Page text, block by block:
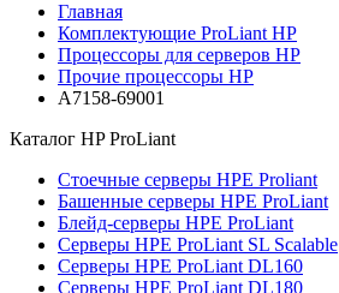
Главная
Комплектующие ProLiant HP
Процессоры для серверов HP
Прочие процессоры HP
A7158-69001
Каталог HP ProLiant
Стоечные серверы HPE Proliant
Башенные серверы HPE ProLiant
Блейд-серверы HPE ProLiant
Серверы HPE ProLiant SL Scalable
Серверы HPE ProLiant DL160
Серверы HPE ProLiant DL180